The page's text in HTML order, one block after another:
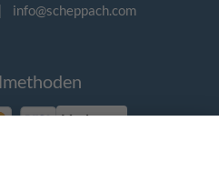
| info@scheppach.com
Vorkasse